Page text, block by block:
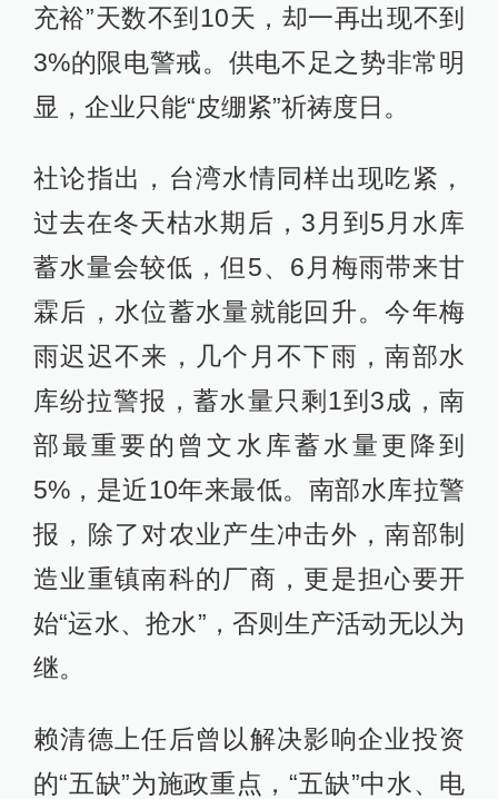
充裕”天数不到10天，却一再出现不到
3%的限电警戒。供电不足之势非常明
显，企业只能“皮绷紧”祈祷度日。
社论指出，台湾水情同样出现吃紧，
过去在冬天枯水期后，3月到5月水库
蓄水量会较低，但5、6月梅雨带来甘
霖后，水位蓄水量就能回升。今年梅
雨迟迟不来，几个月不下雨，南部水
库纷拉警报，蓄水量只剩1到3成，南
部最重要的曾文水库蓄水量更降到
5%，是近10年来最低。南部水库拉警
报，除了对农业产生冲击外，南部制
造业重镇南科的厂商，更是担心要开
始“运水、抢水”，否则生产活动无以为
继。
赖清德上任后曾以解决影响企业投资
的“五缺”为施政重点，“五缺”中水、电